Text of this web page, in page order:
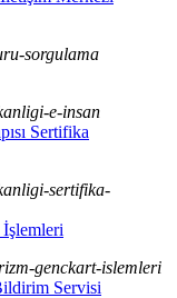
sorgulama
e-insan
Sertifika
sertifika-
genckart-islemleri
Servisi